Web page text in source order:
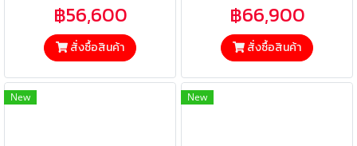
฿56,600
สั่งซื้อสินค้า
฿66,900
สั่งซื้อสินค้า
New New